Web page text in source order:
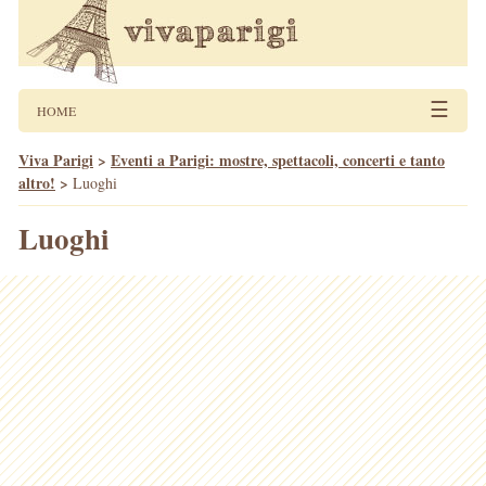
HOME ☰
Viva Parigi > Eventi a Parigi: mostre, spettacoli, concerti e tanto
altro! > Luoghi
Luoghi